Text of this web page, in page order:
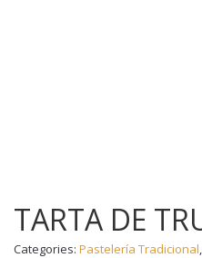
TARTA DE
Categories: Pastelería Tradicional,